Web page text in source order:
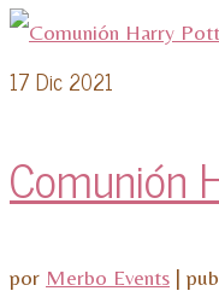
17 Dic 2021
Comunión
por Merbo Events |